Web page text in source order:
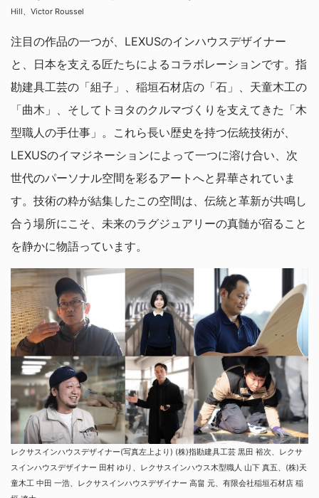
Hill、Victor Roussel
注目の作品の一つが、LEXUSのインハウスデザイナー
と、日本を支える匠たちによるコラボレーションです。指
勘建具工芸の「組子」、稲垣石材店の「石」、天童木工の
「曲木」、そしてトヨタのクルマづくりを支えてきた「木
型職人の手仕事」。これら長い歴史を持つ伝統技術が、
LEXUSのイマジネーションによって一つに溶け合い、次
世代のパーソナル空間を彩るアートへと昇華されていま
す。技術の粋が結集したこの空間は、伝統と革新が共鳴し
合う場所にこそ、未来のラグジュアリーの真髄が宿ること
を静かに物語っています。
レクサスインハウスデザイナー(写真左上より) (株)指勘建具工芸 黒田 裕次、レクサ
スインハウスデザイナー 田村 ゆり、レクサスインハウス木型職人 山下 真五、(株)天
童木工 中田 一浩、レクサスインハウスデザイナー 高畠 元、有限会社稲垣石材店 稲